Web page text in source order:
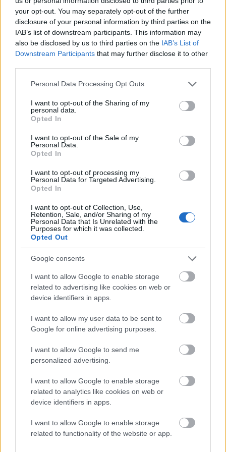
your opt-out. You may separately opt-out of the further
disclosure of your personal information by third parties on the
IAB’s list of downstream participants. This information may
also be disclosed by us to third parties on the IAB’s List of
Downstream Participants that may further disclose it to other
Please note that this website/app uses one or more Google
not limited to your visit or usage behaviour. You may click to
grant or deny consent to Google and its third-party tags to
use your data for below specified purposes in below Google
consent section.
Personal Data Processing Opt Outs
I want to opt-out of the Sharing of my
personal data.
Opted In
I want to opt-out of the Sale of my
Personal Data.
Opted In
I want to opt-out of processing my
Personal Data for Targeted Advertising.
Opted In
I want to opt-out of Collection, Use,
Retention, Sale, and/or Sharing of my
Personal Data that Is Unrelated with the
Purposes for which it was collected.
Opted Out
Google consents
I want to allow Google to enable storage
related to advertising like cookies on web or
device identifiers in apps.
I want to allow my user data to be sent to
Google for online advertising purposes.
I want to allow Google to send me
personalized advertising.
I want to allow Google to enable storage
related to analytics like cookies on web or
device identifiers in apps.
I want to allow Google to enable storage
related to functionality of the website or app.
Med Proff Forvalt får du:
Kredittsjekk av selskaper
Betalingsanmerkninger og panteheftelser
AI-baserte analyser og risikovurderinger
Varslinger på viktige endringer
Leadsgenerering med bedriftsdata